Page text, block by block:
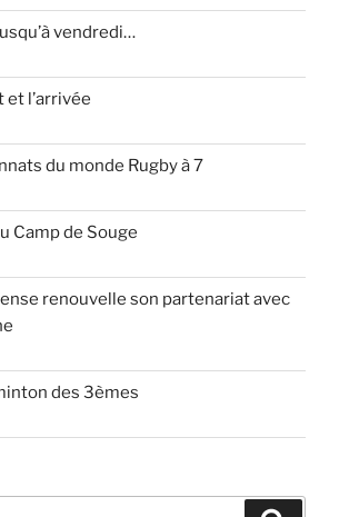
vendredi…
et l’arrivée
du monde Rugby à 7
Camp de Souge
renouvelle son partenariat avec
des 3èmes